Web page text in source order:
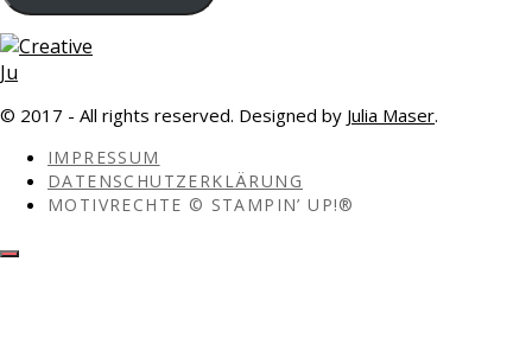
© 2017 - All rights reserved. Designed by Julia Maser.
IMPRESSUM
DATENSCHUTZERKLÄRUNG
MOTIVRECHTE © STAMPIN’ UP!®